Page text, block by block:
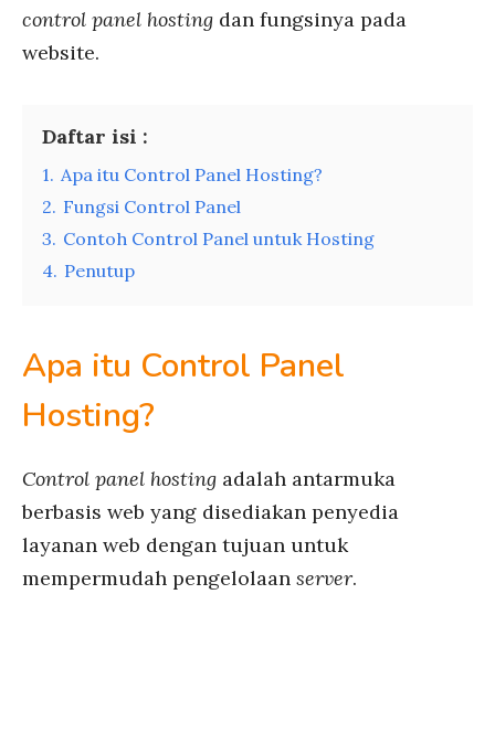
control panel hosting dan fungsinya pada
website.
Daftar isi :
1. Apa itu Control Panel Hosting?
2. Fungsi Control Panel
3. Contoh Control Panel untuk Hosting
4. Penutup
Apa itu Control Panel
Hosting?
Control panel hosting adalah antarmuka
berbasis web yang disediakan penyedia
layanan web dengan tujuan untuk
mempermudah pengelolaan server.